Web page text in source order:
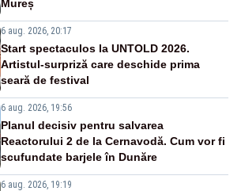
Mureș
6 aug. 2026, 20:17
Start spectaculos la UNTOLD 2026.
Artistul-surpriză care deschide prima
seară de festival
6 aug. 2026, 19:56
Planul decisiv pentru salvarea
Reactorului 2 de la Cernavodă. Cum vor fi
scufundate barjele în Dunăre
6 aug. 2026, 19:19